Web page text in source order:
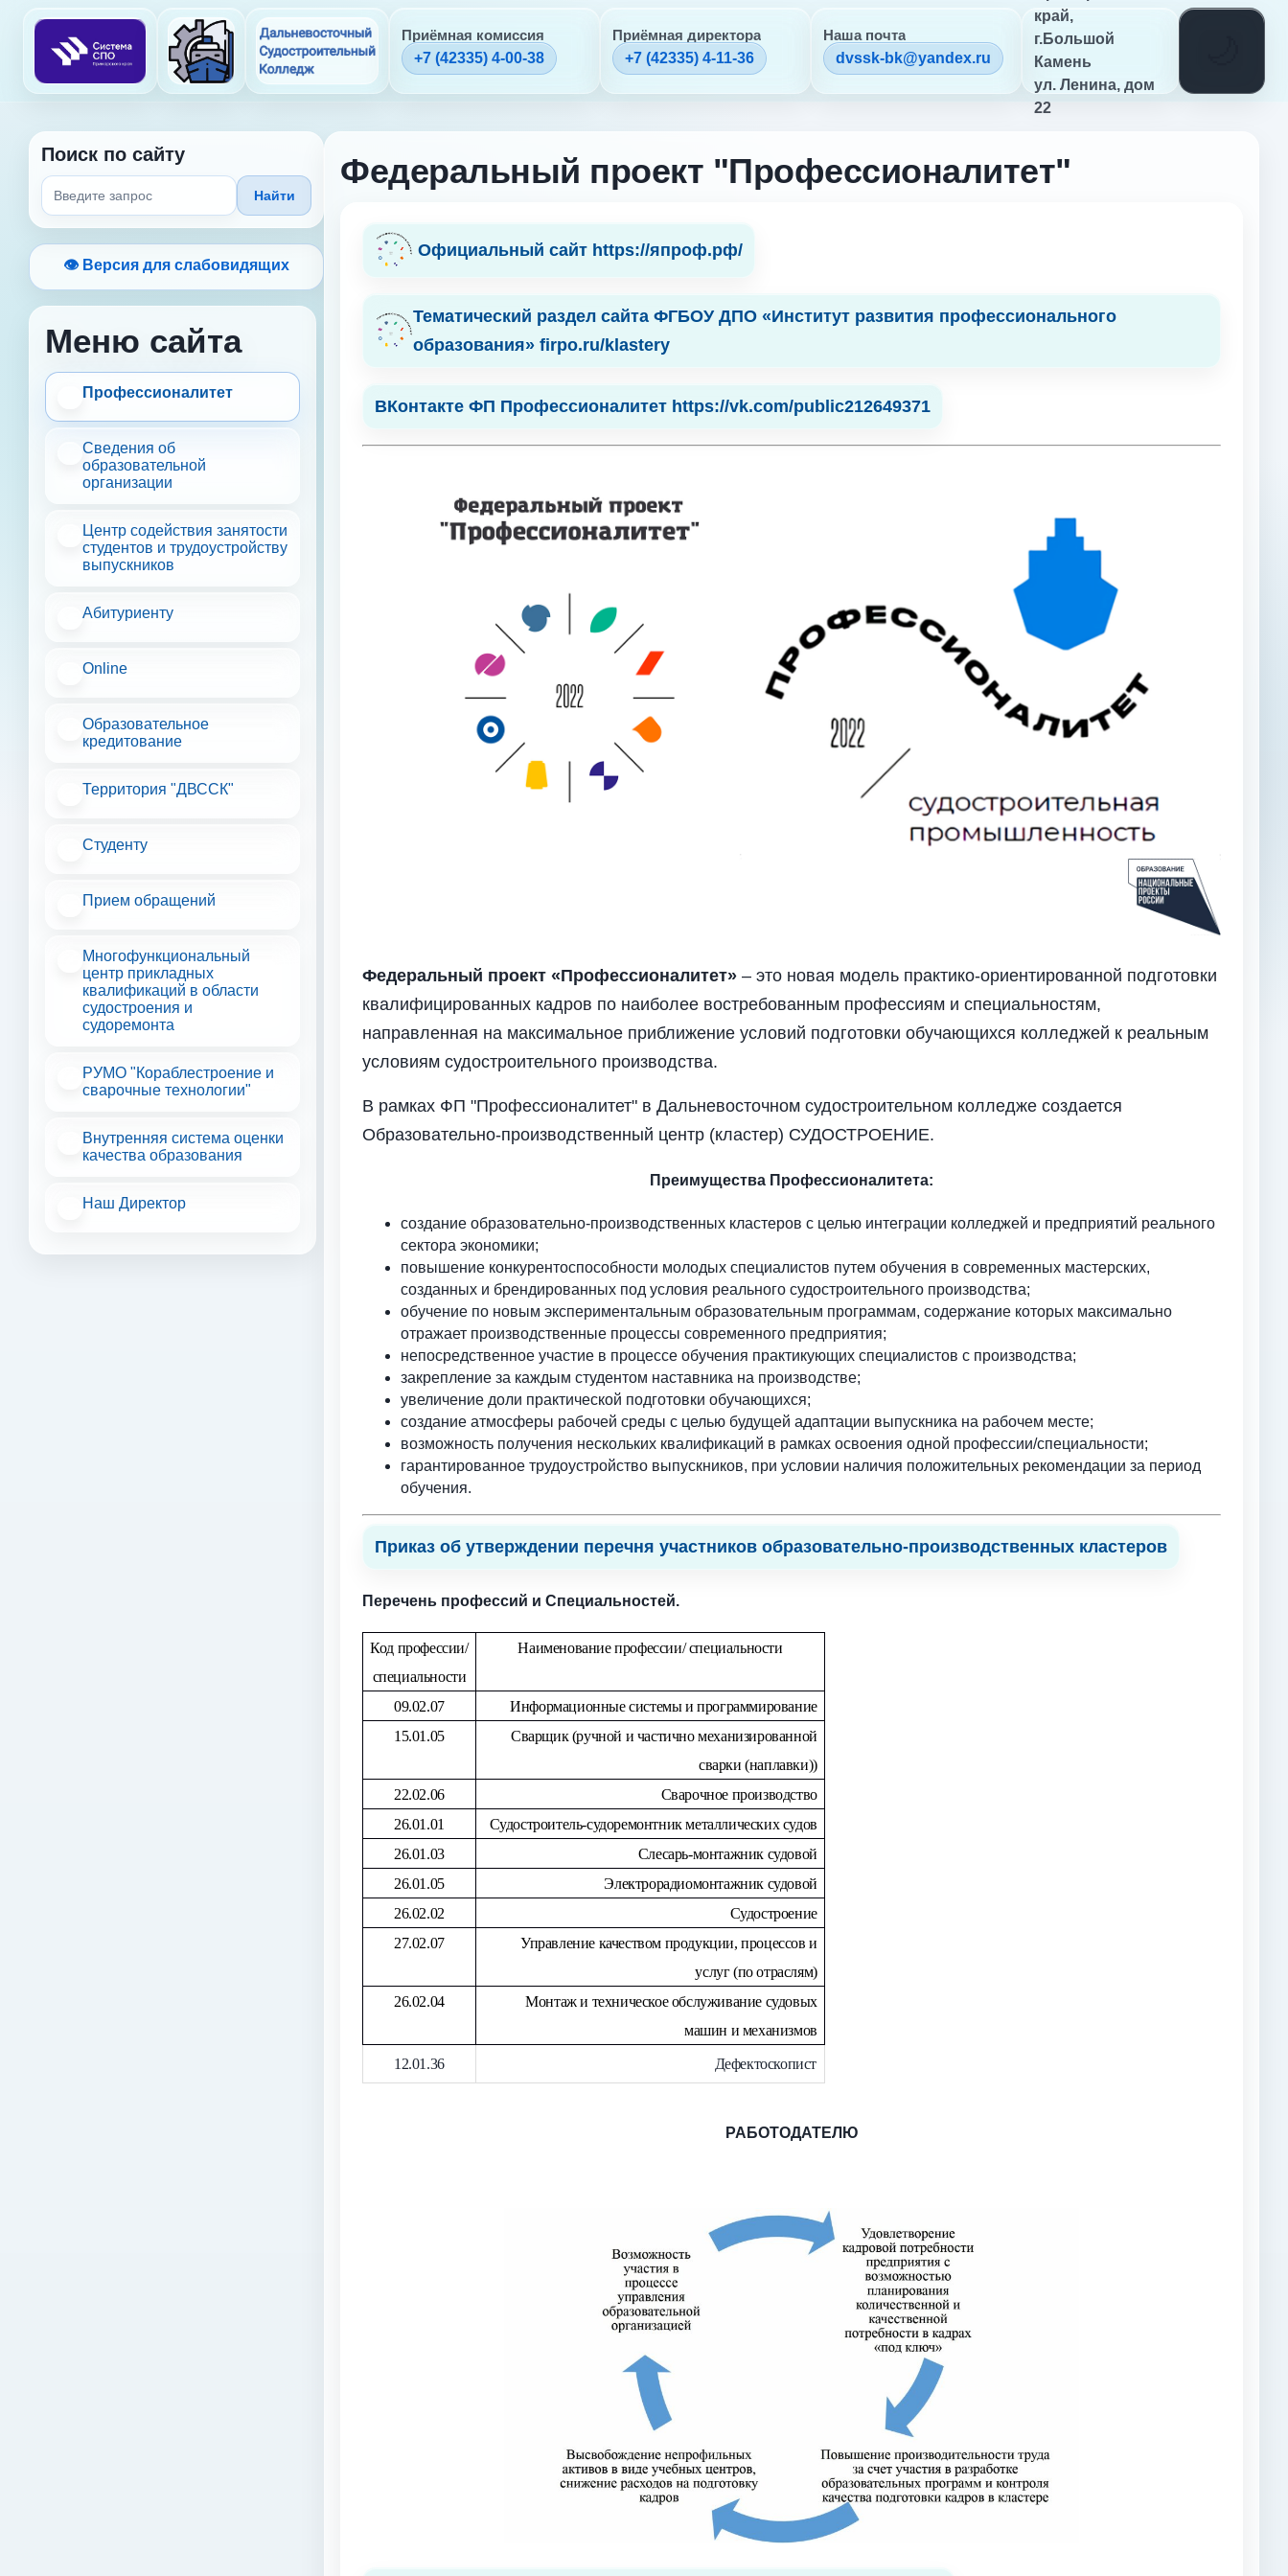
Приёмная комиссия
+7 (42335) 4-00-38
Приёмная директора
+7 (42335) 4-11-36
Наша почта
dvssk-bk@yandex.ru
край,
г.Большой
Камень
ул. Ленина, дом
22
Поиск по сайту
Найти
👁 Версия для слабовидящих
Меню сайта
Профессионалитет
Сведения об
образовательной
организации
Центр содействия занятости
студентов и трудоустройству
выпускников
Абитуриенту
Online
Образовательное
кредитование
Территория "ДВССК"
Студенту
Прием обращений
Многофункциональный
центр прикладных
квалификаций в области
судостроения и
судоремонта
РУМО "Кораблестроение и
сварочные технологии"
Внутренняя система оценки
качества образования
Наш Директор
Федеральный проект "Профессионалитет"
Официальный сайт https://япроф.рф/
Тематический раздел сайта ФГБОУ ДПО «Институт развития профессионального
образования» firpo.ru/klastery
ВКонтакте ФП Профессионалитет https://vk.com/public212649371
Федеральный проект «Профессионалитет» – это новая модель практико-ориентированной подготовки
квалифицированных кадров по наиболее востребованным профессиям и специальностям,
направленная на максимальное приближение условий подготовки обучающихся колледжей к реальным
условиям судостроительного производства.
В рамках ФП "Профессионалитет" в Дальневосточном судостроительном колледже создается
Образовательно-производственный центр (кластер) СУДОСТРОЕНИЕ.
Преимущества Профессионалитета:
создание образовательно-производственных кластеров с целью интеграции колледжей и предприятий реального
сектора экономики;
повышение конкурентоспособности молодых специалистов путем обучения в современных мастерских,
созданных и брендированных под условия реального судостроительного производства;
обучение по новым экспериментальным образовательным программам, содержание которых максимально
отражает производственные процессы современного предприятия;
непосредственное участие в процессе обучения практикующих специалистов с производства;
закрепление за каждым студентом наставника на производстве;
увеличение доли практической подготовки обучающихся;
создание атмосферы рабочей среды с целью будущей адаптации выпускника на рабочем месте;
возможность получения нескольких квалификаций в рамках освоения одной профессии/специальности;
гарантированное трудоустройство выпускников, при условии наличия положительных рекомендации за период
обучения.
Приказ об утверждении перечня участников образовательно-производственных кластеров
Перечень профессий и Специальностей.
Код профессии/
специальности
Наименование профессии/ специальности
09.02.07
Информационные системы и программирование
15.01.05
Сварщик (ручной и частично механизированной
сварки (наплавки))
22.02.06
Сварочное производство
26.01.01
Судостроитель-судоремонтник металлических судов
26.01.03
Слесарь-монтажник судовой
26.01.05
Электрорадиомонтажник судовой
26.02.02
Судостроение
27.02.07
Управление качеством продукции, процессов и
услуг (по отраслям)
26.02.04
Монтаж и техническое обслуживание судовых
машин и механизмов
12.01.36 Дефектоскопист
РАБОТОДАТЕЛЮ